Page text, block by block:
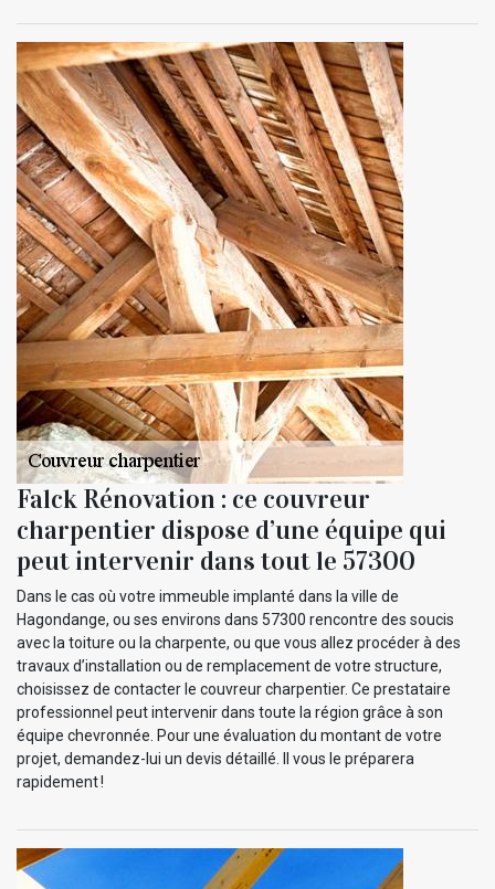
Falck Rénovation : ce couvreur
charpentier dispose d’une équipe qui
peut intervenir dans tout le 57300
Dans le cas où votre immeuble implanté dans la ville de
Hagondange, ou ses environs dans 57300 rencontre des soucis
avec la toiture ou la charpente, ou que vous allez procéder à des
travaux d’installation ou de remplacement de votre structure,
choisissez de contacter le couvreur charpentier. Ce prestataire
professionnel peut intervenir dans toute la région grâce à son
équipe chevronnée. Pour une évaluation du montant de votre
projet, demandez-lui un devis détaillé. Il vous le préparera
rapidement !